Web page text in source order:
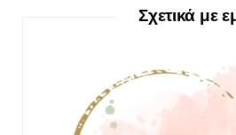
Σχετικά με